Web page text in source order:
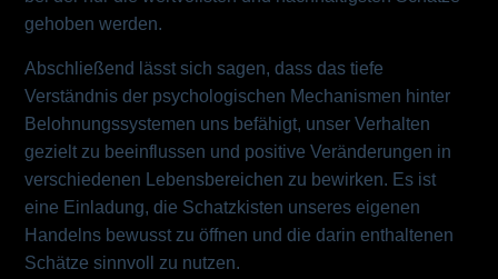
gehoben werden.
Abschließend lässt sich sagen, dass das tiefe
Verständnis der psychologischen Mechanismen hinter
Belohnungssystemen uns befähigt, unser Verhalten
gezielt zu beeinflussen und positive Veränderungen in
verschiedenen Lebensbereichen zu bewirken. Es ist
eine Einladung, die Schatzkisten unseres eigenen
Handelns bewusst zu öffnen und die darin enthaltenen
Schätze sinnvoll zu nutzen.